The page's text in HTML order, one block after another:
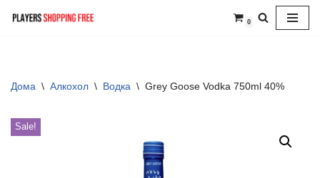
0
Дома \ Алкохол \ Водка \ Grey Goose Vodka 750ml 40%
Sale!